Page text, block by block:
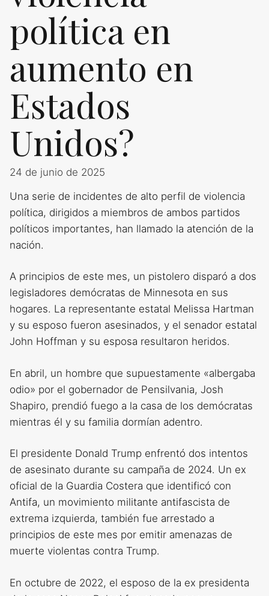
política en
aumento en
Estados
Unidos?
24 de junio de 2025
Una serie de incidentes de alto perfil de violencia
política, dirigidos a miembros de ambos partidos
políticos importantes, han llamado la atención de la
nación.
A principios de este mes, un pistolero disparó a dos
legisladores demócratas de Minnesota en sus
hogares. La representante estatal Melissa Hartman
y su esposo fueron asesinados, y el senador estatal
John Hoffman y su esposa resultaron heridos.
En abril, un hombre que supuestamente «albergaba
odio» por el gobernador de Pensilvania, Josh
Shapiro, prendió fuego a la casa de los demócratas
mientras él y su familia dormían adentro.
El presidente Donald Trump enfrentó dos intentos
de asesinato durante su campaña de 2024. Un ex
oficial de la Guardia Costera que identificó con
Antifa, un movimiento militante antifascista de
extrema izquierda, también fue arrestado a
principios de este mes por emitir amenazas de
muerte violentas contra Trump.
En octubre de 2022, el esposo de la ex presidenta